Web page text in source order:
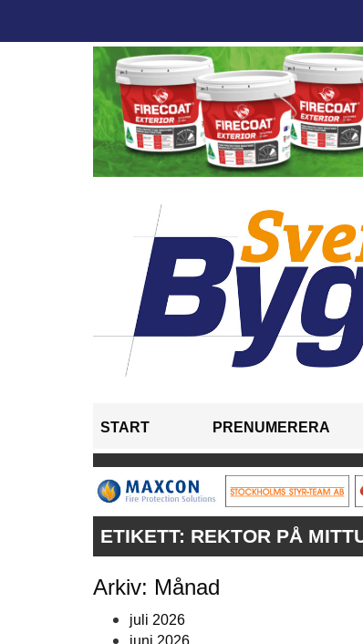
START PRENUMERERA
ETIKETT: REKTOR PÅ
Arkiv: Månad
juli 2026